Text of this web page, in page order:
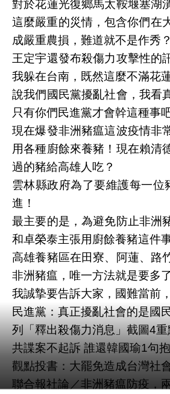
對於花蓮光復鄉馬太鞍堰塞湖
這麼嚴重的災情，包含你們在
成嚴重農損，難道就不是作秀？
王定宇還發布殺傷力攻擊性的
我躲在台南，既然這麼不滿花
說我們國民黨擾亂社會，我看
只有你們民進黨才會幹這種事
現在爆發非洲豬瘟這波疫情非
用各種廚餘來養豬！現在賴清
過的豬給高雄人吃？
雲林縣政府為了要維護每一
進！
最主要的是，為避免防止非洲
和卓榮泰主張用廚餘養豬這件
高雄養豬區在田寮、阿蓮、路
非洲豬瘟，唯一方法就是要多
我誠摯要告訴大家，國難當前
民進黨：真正擾亂社會的是國
列「釋出殺傷力消息」截圖4
共諜案不起訴 誰還韓國瑜1句
觀點投書：大罷免造成台灣社
聯合報社論／非洲豬瘟防疫，